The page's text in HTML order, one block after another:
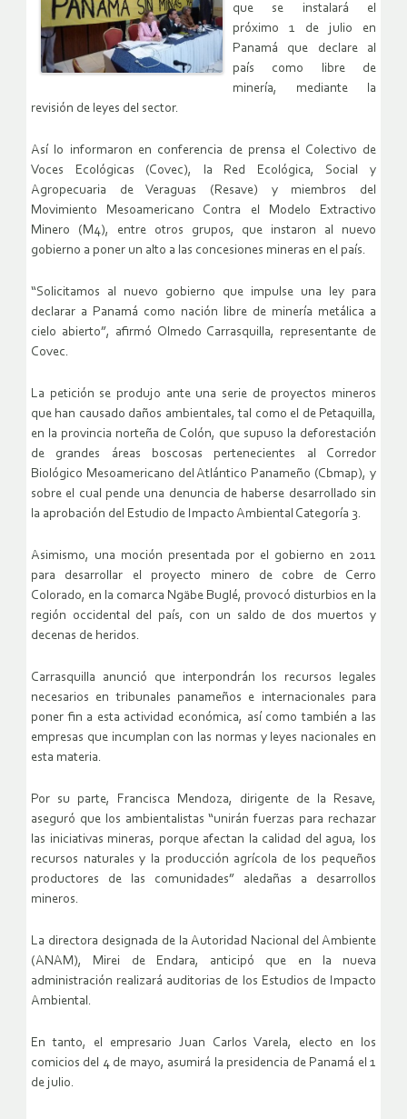
que se instalará el
próximo 1 de julio en
Panamá que declare al
país como libre de
minería, mediante la
revisión de leyes del sector.
Así lo informaron en conferencia de prensa el Colectivo de
Voces Ecológicas (Covec), la Red Ecológica, Social y
Agropecuaria de Veraguas (Resave) y miembros del
Movimiento Mesoamericano Contra el Modelo Extractivo
Minero (M4), entre otros grupos, que instaron al nuevo
gobierno a poner un alto a las concesiones mineras en el país.
“Solicitamos al nuevo gobierno que impulse una ley para
declarar a Panamá como nación libre de minería metálica a
cielo abierto”, afirmó Olmedo Carrasquilla, representante de
Covec.
La petición se produjo ante una serie de proyectos mineros
que han causado daños ambientales, tal como el de Petaquilla,
en la provincia norteña de Colón, que supuso la deforestación
de grandes áreas boscosas pertenecientes al Corredor
Biológico Mesoamericano del Atlántico Panameño (Cbmap), y
sobre el cual pende una denuncia de haberse desarrollado sin
la aprobación del Estudio de Impacto Ambiental Categoría 3.
Asimismo, una moción presentada por el gobierno en 2011
para desarrollar el proyecto minero de cobre de Cerro
Colorado, en la comarca Ngäbe Buglé, provocó disturbios en la
región occidental del país, con un saldo de dos muertos y
decenas de heridos.
Carrasquilla anunció que interpondrán los recursos legales
necesarios en tribunales panameños e internacionales para
poner fin a esta actividad económica, así como también a las
empresas que incumplan con las normas y leyes nacionales en
esta materia.
Por su parte, Francisca Mendoza, dirigente de la Resave,
aseguró que los ambientalistas “unirán fuerzas para rechazar
las iniciativas mineras, porque afectan la calidad del agua, los
recursos naturales y la producción agrícola de los pequeños
productores de las comunidades” aledañas a desarrollos
mineros.
La directora designada de la Autoridad Nacional del Ambiente
(ANAM), Mirei de Endara, anticipó que en la nueva
administración realizará auditorias de los Estudios de Impacto
Ambiental.
En tanto, el empresario Juan Carlos Varela, electo en los
comicios del 4 de mayo, asumirá la presidencia de Panamá el 1
de julio.